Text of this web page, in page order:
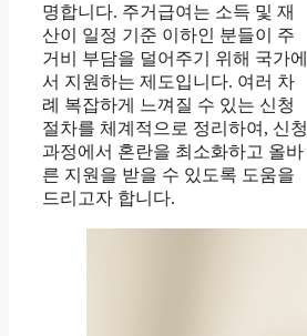
명합니다. 주거급여는 소득 및 재
산이 일정 기준 이하인 분들이 주
거비 부담을 덜어주기 위해 국가에
서 지원하는 제도입니다. 여러 차
례 복잡하게 느껴질 수 있는 신청
절차를 체계적으로 정리하여, 신청
과정에서 혼란을 최소화하고 올바
른 지원을 받을 수 있도록 도움을
드리고자 합니다.